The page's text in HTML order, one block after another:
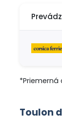
Toulon